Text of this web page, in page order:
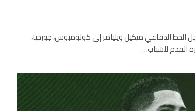
الدفاعي ميكيل ويليامز إلى كولومبوس، جورجيا،
القدم للشباب…